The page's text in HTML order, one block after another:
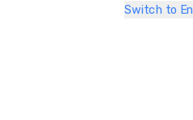
Switch to